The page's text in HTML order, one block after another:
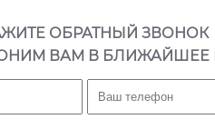
ОБРАТНЫЙ ЗВОНОК
ВАМ В БЛИЖАЙШЕЕ